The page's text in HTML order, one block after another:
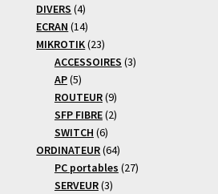
DIVERS 44
produits
ECRAN 1414
produits
MIKROTIK 2323
produits
ACCESSOIRES 33
AP 55
produits
ROUTEUR 99
produits
SFP FIBRE 22
SWITCH 66
produits
ORDINATEUR 6464
produits
PC portables 2727
SERVEUR 33